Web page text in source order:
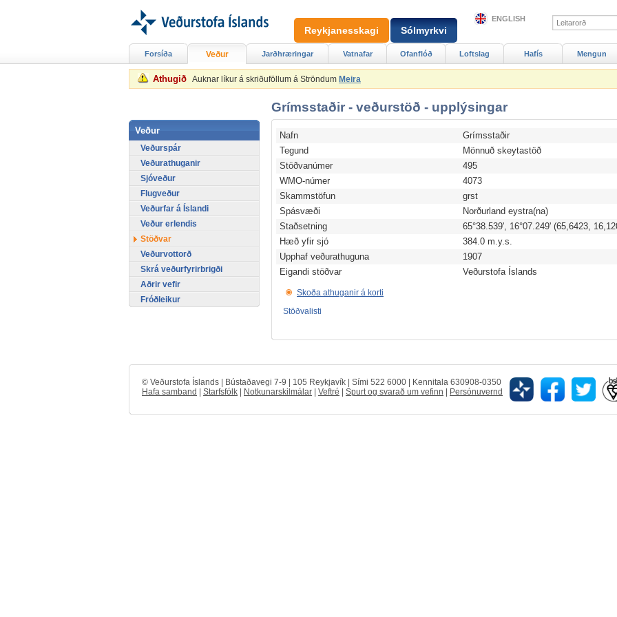
Athugið Auknar líkur á skriðuföllum á Ströndum Meira
Grímsstaðir - veðurstöð - upplýsingar
Nafn
Grímsstaðir
Tegund
Mönnuð skeytastöð
Stöðvanúmer
495
WMO-númer
4073
Skammstöfun
grst
Spásvæði
Norðurland eystra(na)
Staðsetning
65°38.539', 16°07.249' (65,6423,
Hæð yfir sjó
384.0 m.y.s.
Upphaf veðurathuguna
1907
Eigandi stöðvar
Veðurstofa Íslands
Skoða athuganir á korti
Stöðvalisti
Forsíða Veður Jarðhræringar Vatnafar Ofanflóð Loftslag Hafís Mengun
Veður
Veðurspár
Veðurathuganir
Sjóveður
Flugveður
Veðurfar á Íslandi
Veður erlendis
Stöðvar
Veðurvottorð
Skrá veðurfyrirbrigði
Aðrir vefir
Fróðleikur
Reykjanesskagi Sólmyrkvi
ENGLISH
© Veðurstofa Íslands | Bústaðavegi 7-9 | 105 Reykjavík | Sími 522 6000 | Kennitala 630908-0350
Hafa samband | Starfsfólk | Notkunarskilmálar | Veftré | Spurt og svarað um vefinn | Persónuvernd